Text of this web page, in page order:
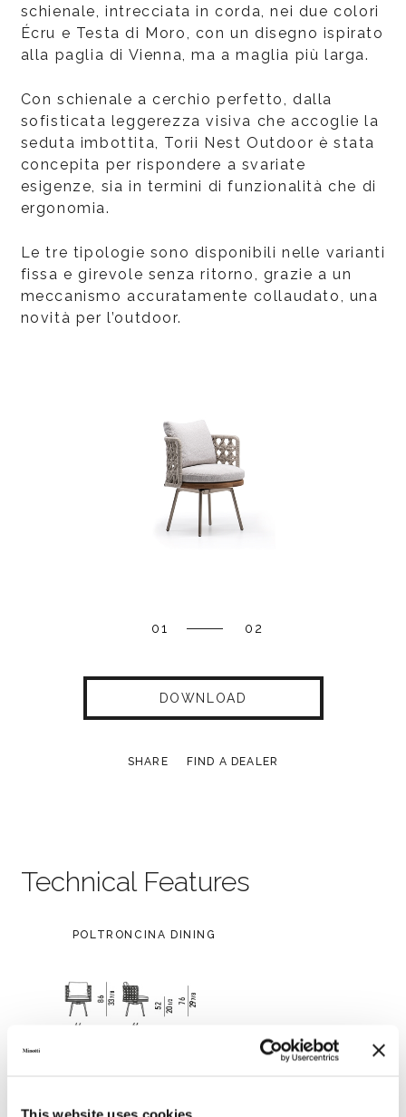
This website uses cookies
schienale, intrecciata in corda, nei due colori
Écru e Testa di Moro, con un disegno ispirato
alla paglia di Vienna, ma a maglia più larga.
Con schienale a cerchio perfetto, dalla
sofisticata leggerezza visiva che accoglie la
seduta imbottita, Torii Nest Outdoor è stata
concepita per rispondere a svariate
esigenze, sia in termini di funzionalità che di
ergonomia.
Le tre tipologie sono disponibili nelle varianti
fissa e girevole senza ritorno, grazie a un
meccanismo accuratamente collaudato, una
novità per l’outdoor.
01 02
DOWNLOAD
SHARE FIND A DEALER
Technical Features
POLTRONCINA DINING